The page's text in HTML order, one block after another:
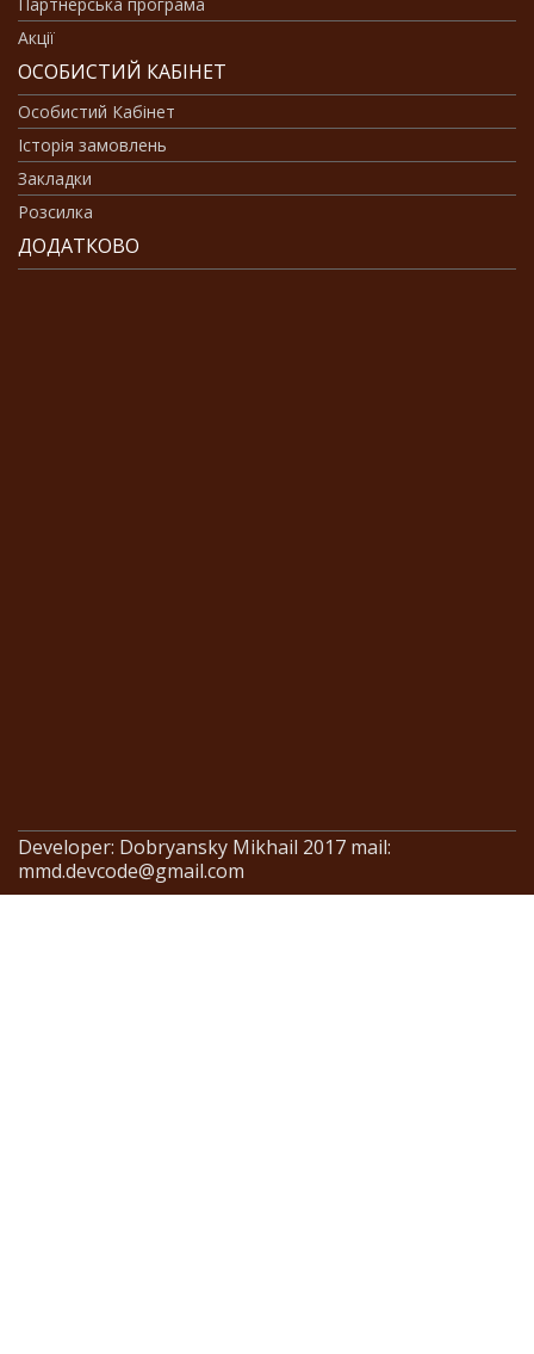
Акції
ОСОБИСТИЙ КАБІНЕТ
Особистий Кабінет
Історія замовлень
Закладки
Розсилка
ДОДАТКОВО
Developer: Dobryansky Mikhail 2017 mail:
mmd.devcode@gmail.com